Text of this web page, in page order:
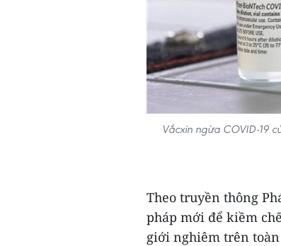
Vắcxin ngừa COVID-19
Theo truyền thông
pháp mới để kiềm
giới nghiêm trên toàn